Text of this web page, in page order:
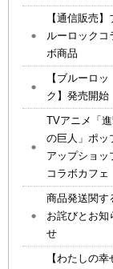
【通信販売】
ルーロックコ
ボ商品
【ブルーロッ
ク】発売開始
TVアニメ「
の巨人」ポッ
アップショッ
コラボカフェ
商品発送関す
お詫びとお知
せ
【わたしの幸